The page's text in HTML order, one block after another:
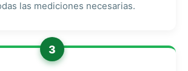
las mediciones necesarias.
3